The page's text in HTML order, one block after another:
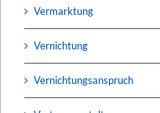
Vermarktung
Vernichtung
Vernichtungsanspruch